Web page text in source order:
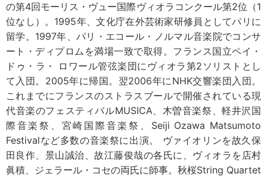
の第4回モーリス・ヴュー国際ヴィオラコンクール第2位（1
位なし）。1995年、文化庁在外芸術家研修員としてパリに
留学。1997年、パリ・エコール・ノルマル音楽院でコンサ
ート・ディプロムを満場一致で取得。フランス国立ペイ・
ドゥ・ラ・ ロワール管弦楽団にヴィオラ第2ソリストとし
て入団。2005年に帰国。翌2006年にNHK交響楽団入団。
これまでにフランスのストラスブールで開催されている現
代音楽のフェスティバルMUSICA、木曽音楽祭、軽井沢国
際音楽祭、宮崎国際音楽祭、Seiji Ozawa Matsumoto
Festivalなど多数の音楽祭に出演。 ヴァイオリンを故久保
田良作、景山誠治、故江藤俊哉の各氏に、ヴィオラを店村
眞積、ジェラール・コセの両氏に師事。秋桜String Quartet